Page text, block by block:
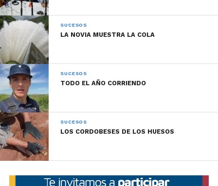
SUCESOS
LA NOVIA MUESTRA LA COLA
SUCESOS
TODO EL AÑO CORRIENDO
SUCESOS
LOS CORDOBESES DE LOS HUESOS